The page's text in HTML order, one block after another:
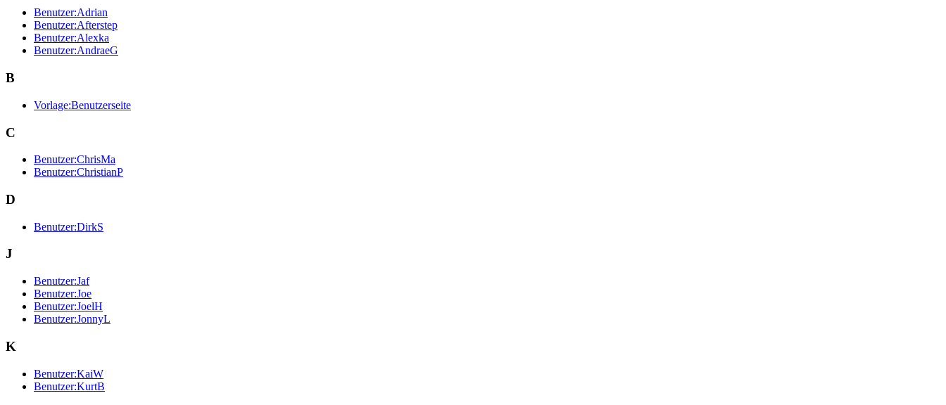
Benutzer:Adrian
Benutzer:Afterstep
Benutzer:Alexka
Benutzer:AndraeG
B
Vorlage:Benutzerseite
C
Benutzer:ChrisMa
Benutzer:ChristianP
D
Benutzer:DirkS
J
Benutzer:Jaf
Benutzer:Joe
Benutzer:JoelH
Benutzer:JonnyL
K
Benutzer:KaiW
Benutzer:KurtB